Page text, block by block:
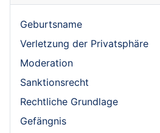
Geburtsname
Verletzung der Privatsphäre
Moderation
Sanktionsrecht
Rechtliche Grundlage
Gefängnis